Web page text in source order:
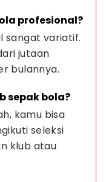
profesional?
sangat variatif.
jutaan
bulannya.
sepak bola?
kamu bisa
seleksi
klub atau